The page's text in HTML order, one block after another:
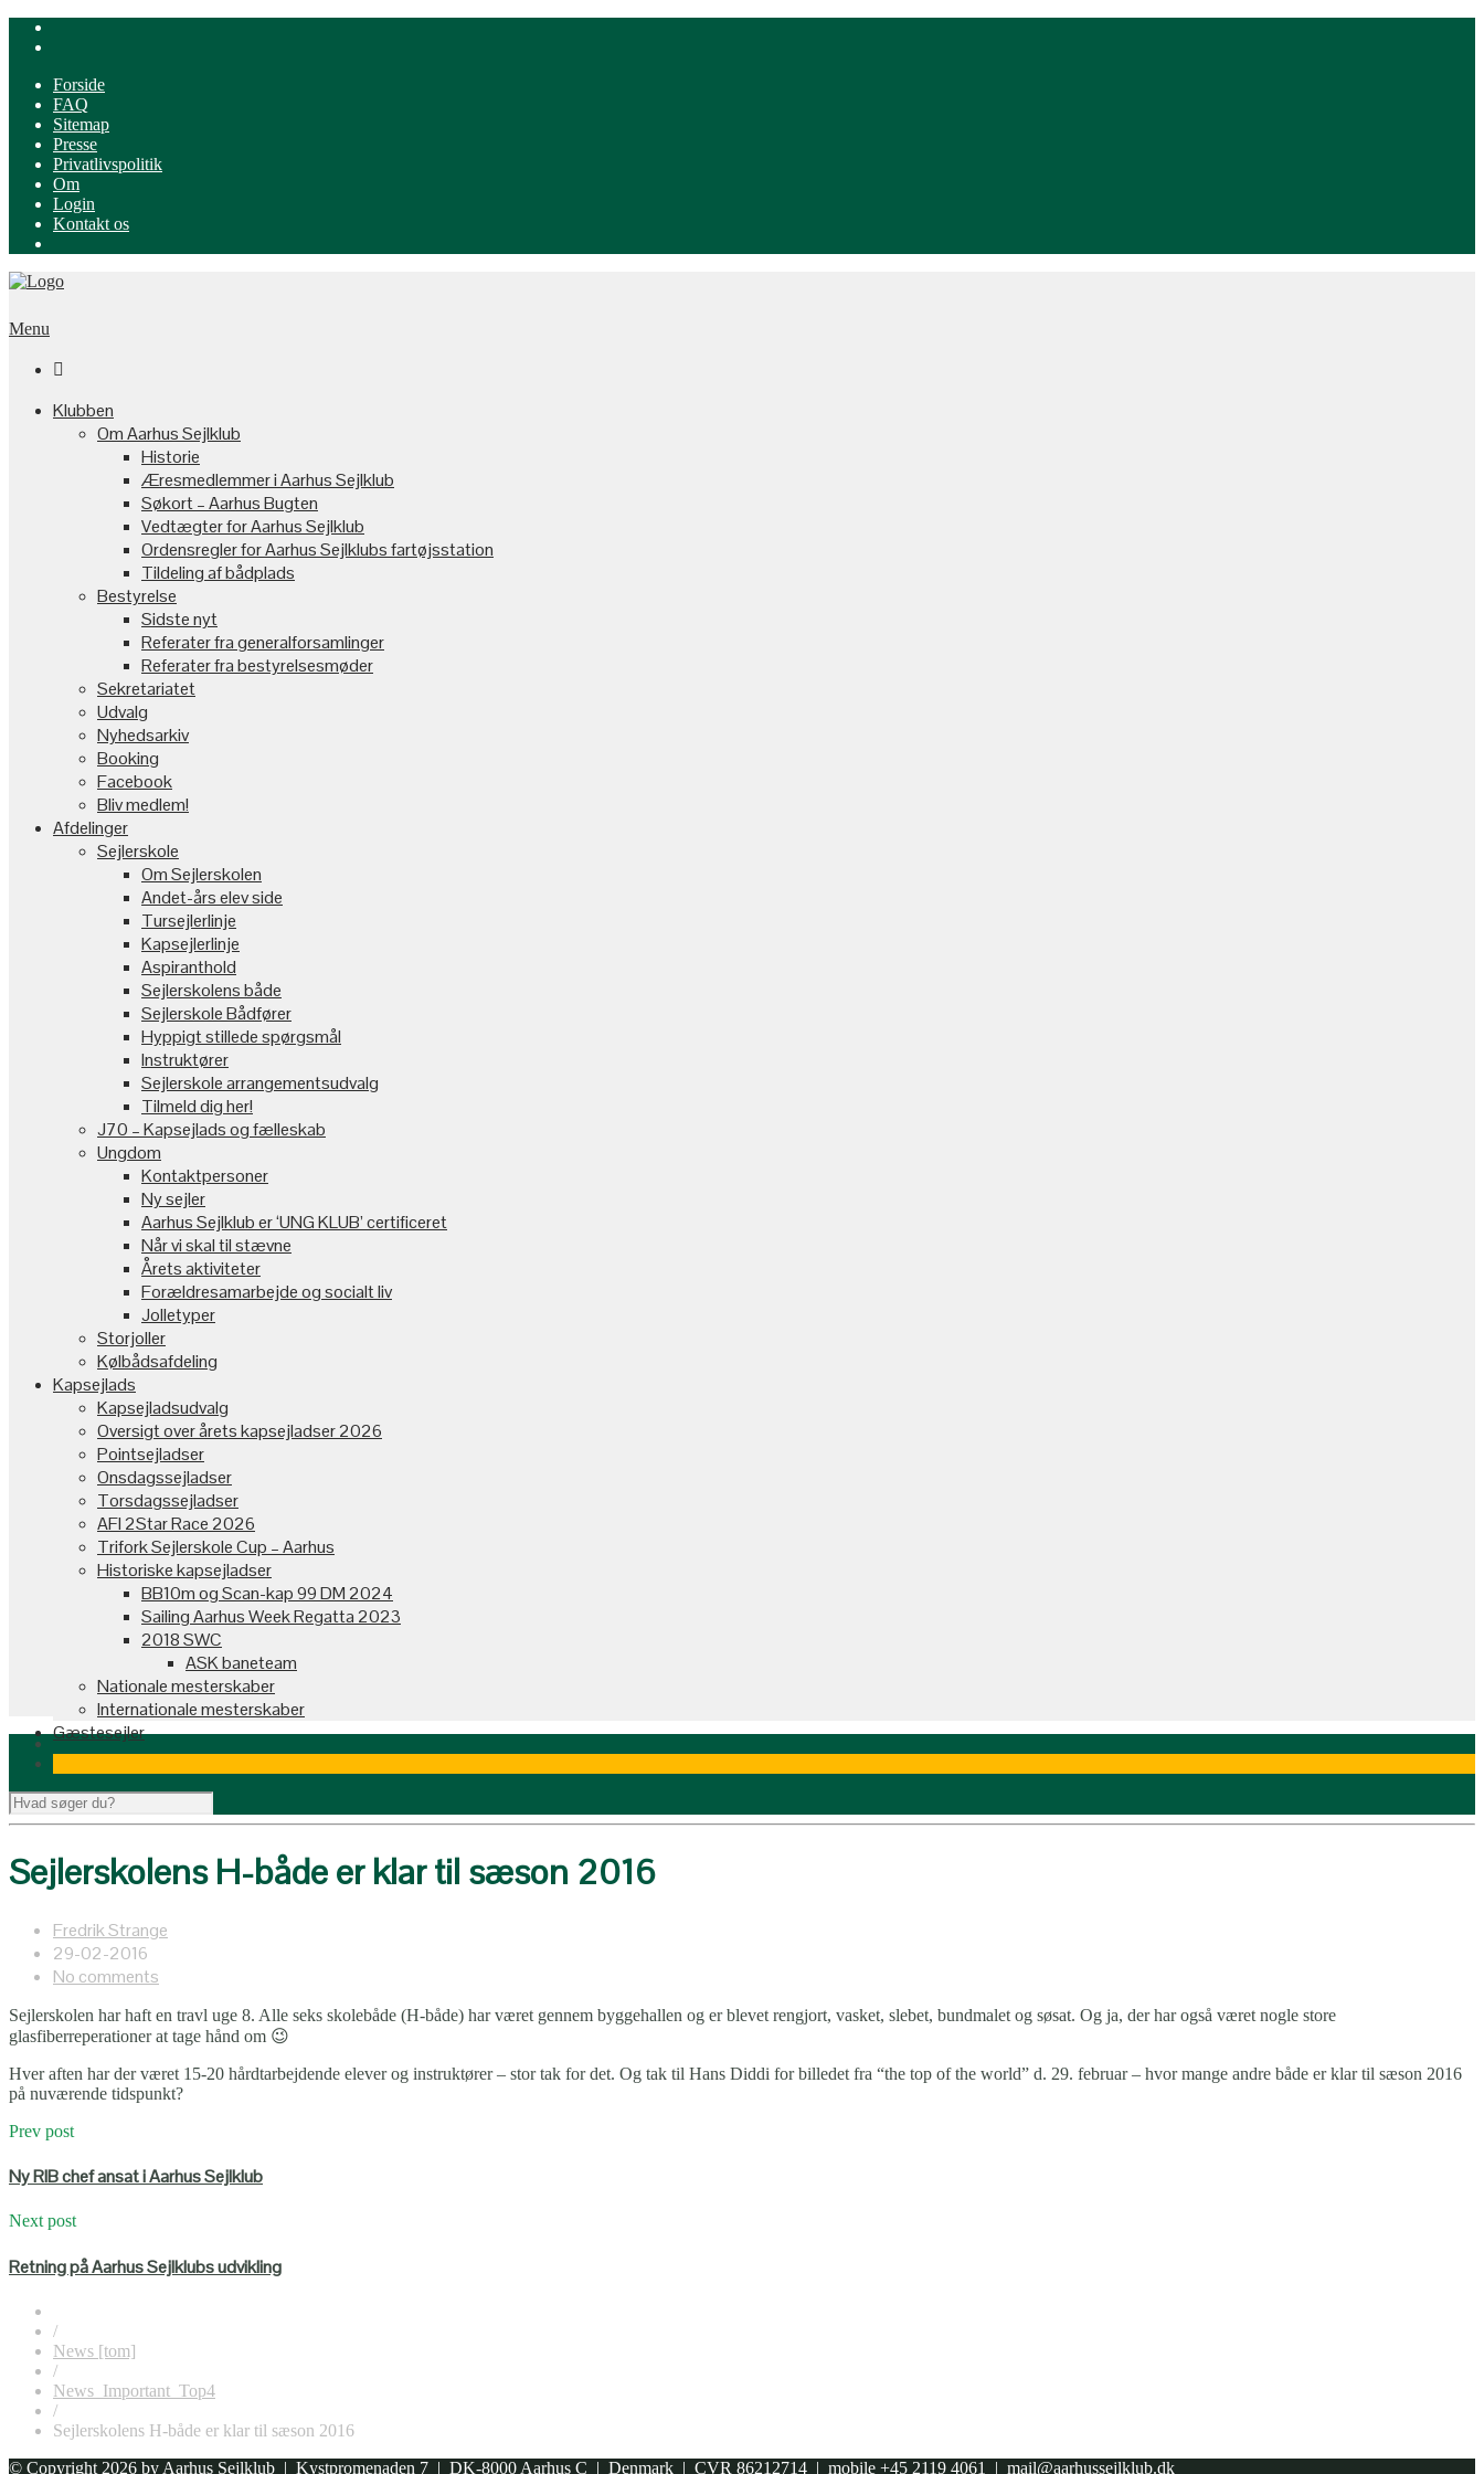
Forside
FAQ
Sitemap
Presse
Privatlivspolitik
Om
Login
Kontakt os
Menu

Klubben
Om Aarhus Sejlklub
Historie
Æresmedlemmer i Aarhus Sejlklub
Søkort – Aarhus Bugten
Vedtægter for Aarhus Sejlklub
Ordensregler for Aarhus Sejlklubs fartøjsstation
Tildeling af bådplads
Bestyrelse
Sidste nyt
Referater fra generalforsamlinger
Referater fra bestyrelsesmøder
Sekretariatet
Udvalg
Nyhedsarkiv
Booking
Facebook
Bliv medlem!
Afdelinger
Sejlerskole
Om Sejlerskolen
Andet-års elev side
Tursejlerlinje
Kapsejlerlinje
Aspiranthold
Sejlerskolens både
Sejlerskole Bådfører
Hyppigt stillede spørgsmål
Instruktører
Sejlerskole arrangementsudvalg
Tilmeld dig her!
J70 – Kapsejlads og fælleskab
Ungdom
Kontaktpersoner
Ny sejler
Aarhus Sejlklub er ‘UNG KLUB’ certificeret
Når vi skal til stævne
Årets aktiviteter
Forældresamarbejde og socialt liv
Jolletyper
Storjoller
Kølbådsafdeling
Kapsejlads
Kapsejladsudvalg
Oversigt over årets kapsejladser 2026
Pointsejladser
Onsdagssejladser
Torsdagssejladser
AFI 2Star Race 2026
Trifork Sejlerskole Cup – Aarhus
Historiske kapsejladser
BB10m og Scan-kap 99 DM 2024
Sailing Aarhus Week Regatta 2023
2018 SWC
ASK baneteam
Nationale mesterskaber
Internationale mesterskaber
Gæstesejler
Sejlerskolens H-både er klar til sæson 2016
Fredrik Strange
29-02-2016
No comments
Sejlerskolen har haft en travl uge 8. Alle seks skolebåde (H-både) har været gennem byggehallen og er blevet rengjort, vasket, slebet, bundmalet og søsat. Og ja, der har også været nogle store
glasfiberreperationer at tage hånd om 😉
Hver aften har der været 15-20 hårdtarbejdende elever og instruktører – stor tak for det. Og tak til Hans Diddi for billedet fra “the top of the world” d. 29. februar – hvor mange andre både er klar til sæson 2016
på nuværende tidspunkt?
Prev post
Ny RIB chef ansat i Aarhus Sejlklub
Next post
Retning på Aarhus Sejlklubs udvikling
/
News [tom]
/
News_Important_Top4
/
Sejlerskolens H-både er klar til sæson 2016
© Copyright 2026 by Aarhus Sejlklub | Kystpromenaden 7 | DK-8000 Aarhus C | Denmark | CVR 86212714 | mobile +45 2119 4061 | mail@aarhussejlklub.dk